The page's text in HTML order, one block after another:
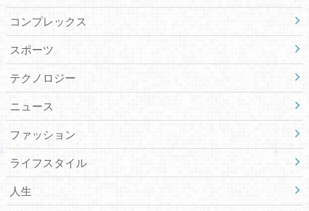
コンプレックス
スポーツ
テクノロジー
ニュース
ファッション
ライフスタイル
人生